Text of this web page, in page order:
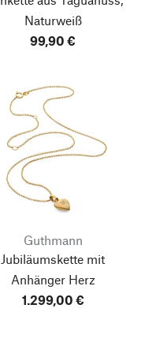
Naturweiß
99,90 €
Guthmann
Jubiläumskette mit
Anhänger Herz
1.299,00 €